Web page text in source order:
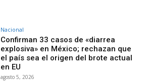
Nacional
Confirman 33 casos de «diarrea
explosiva» en México; rechazan que
el país sea el origen del brote actual
en EU
agosto 5, 2026